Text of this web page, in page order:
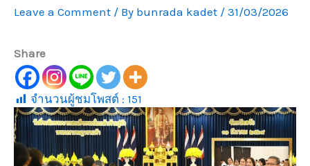
Leave a Comment / By bunrada kadet / 31/03/2026
Share
จำนวนผู้ชมโพสต์ : 151